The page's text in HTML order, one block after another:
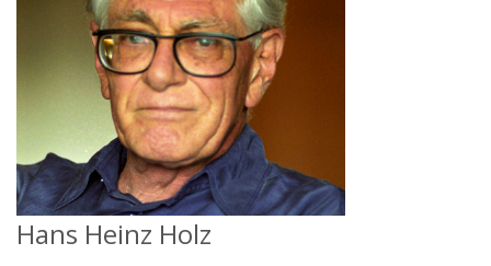
Hans Heinz Holz